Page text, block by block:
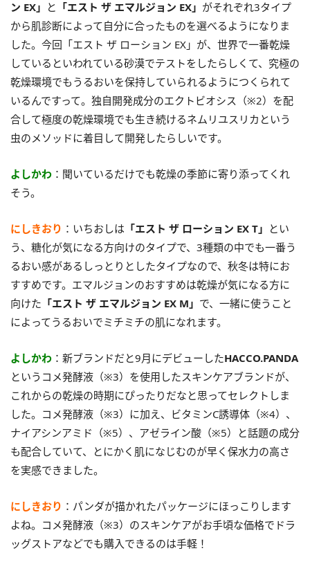
ン EX」 と 「エスト ザ エマルジョン EX」 がそれぞれ3タイプ
から肌診断によって自分に合ったものを選べるようになりま
した。今回「エスト ザ ローション EX」が、世界で一番乾燥
しているといわれている砂漠でテストをしたらしくて、究極の
乾燥環境でもうるおいを保持していられるようにつくられて
いるんですって。独自開発成分のエクトビオシス（※2）を配
合して極度の乾燥環境でも生き続けるネムリユスリカという
虫のメソッドに着目して開発したらしいです。
よしかわ ：聞いているだけでも乾燥の季節に寄り添ってくれ
そう。
にしきおり ：いちおしは 「エスト ザ ローション EX T」 とい
う、糖化が気になる方向けのタイプで、3種類の中でも一番う
るおい感があるしっとりとしたタイプなので、秋冬は特にお
すすめです。エマルジョンのおすすめは乾燥が気になる方に
向けた 「エスト ザ エマルジョン EX M」 で、一緒に使うこと
によってうるおいでミチミチの肌になれます。
よしかわ ：新ブランドだと9月にデビューしたHACCO.PANDA
というコメ発酵液（※3）を使用したスキンケアブランドが、
これからの乾燥の時期にぴったりだなと思ってセレクトしま
した。コメ発酵液（※3）に加え、ビタミンC誘導体（※4）、
ナイアシンアミド（※5）、アゼライン酸（※5）と話題の成分
も配合していて、とにかく肌になじむのが早く保水力の高さ
を実感できました。
にしきおり ：パンダが描かれたパッケージにほっこりします
よね。コメ発酵液（※3）のスキンケアがお手頃な価格でドラ
ッグストアなどでも購入できるのは手軽！